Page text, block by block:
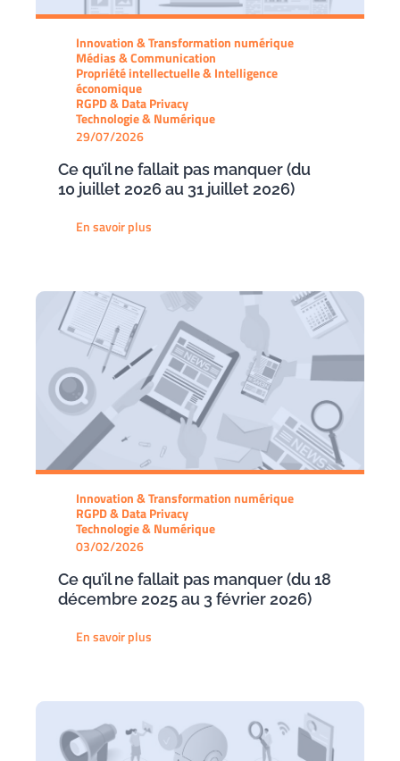
Innovation & Transformation numérique
Médias & Communication
Propriété intellectuelle & Intelligence
économique
RGPD & Data Privacy
Technologie & Numérique
29/07/2026
Ce qu’il ne fallait pas manquer (du
10 juillet 2026 au 31 juillet 2026)
En savoir plus
Innovation & Transformation numérique
RGPD & Data Privacy
Technologie & Numérique
03/02/2026
Ce qu’il ne fallait pas manquer (du 18
décembre 2025 au 3 février 2026)
En savoir plus